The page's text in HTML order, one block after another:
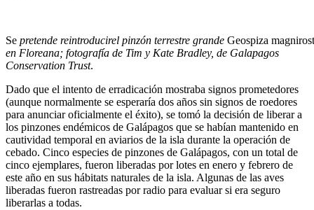
Se pretende reintroducirel pinzón terrestre grande Geospiza
en Floreana; fotografía de Tim y Kate Bradley, de Galapagos
Conservation Trust.
Dado que el intento de erradicación mostraba signos prometedores
(aunque normalmente se esperaría dos años sin signos de roedores
para anunciar oficialmente el éxito), se tomó la decisión de liberar a
los pinzones endémicos de Galápagos que se habían mantenido en
cautividad temporal en aviarios de la isla durante la operación de
cebado. Cinco especies de pinzones de Galápagos, con un total de
cinco ejemplares, fueron liberadas por lotes en enero y febrero de
este año en sus hábitats naturales de la isla. Algunas de las aves
liberadas fueron rastreadas por radio para evaluar si era seguro
liberarlas a todas.